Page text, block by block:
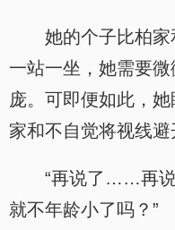
她的个子比柏
一站一坐，她需要
庞。可即便如此，
家和不自觉将视线避
“再说了……再说
就不年龄小了吗？”